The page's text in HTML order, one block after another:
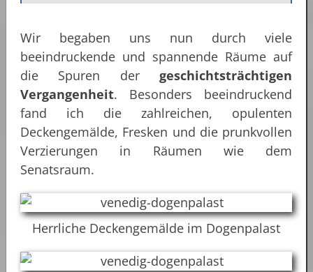
Wir begaben uns nun durch viele
beeindruckende und spannende Räume auf
die Spuren der geschichtsträchtigen
Vergangenheit. Besonders beeindruckend
fand ich die zahlreichen, opulenten
Deckengemälde, Fresken und die prunkvollen
Verzierungen in Räumen wie dem
Senatsraum.
Herrliche Deckengemälde im Dogenpalast